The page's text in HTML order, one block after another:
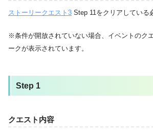
ストーリークエスト3 Step 11をクリアしている
※条件が開放されていない場合、イベントのク
ークが表示されています。
Step 1
クエスト内容